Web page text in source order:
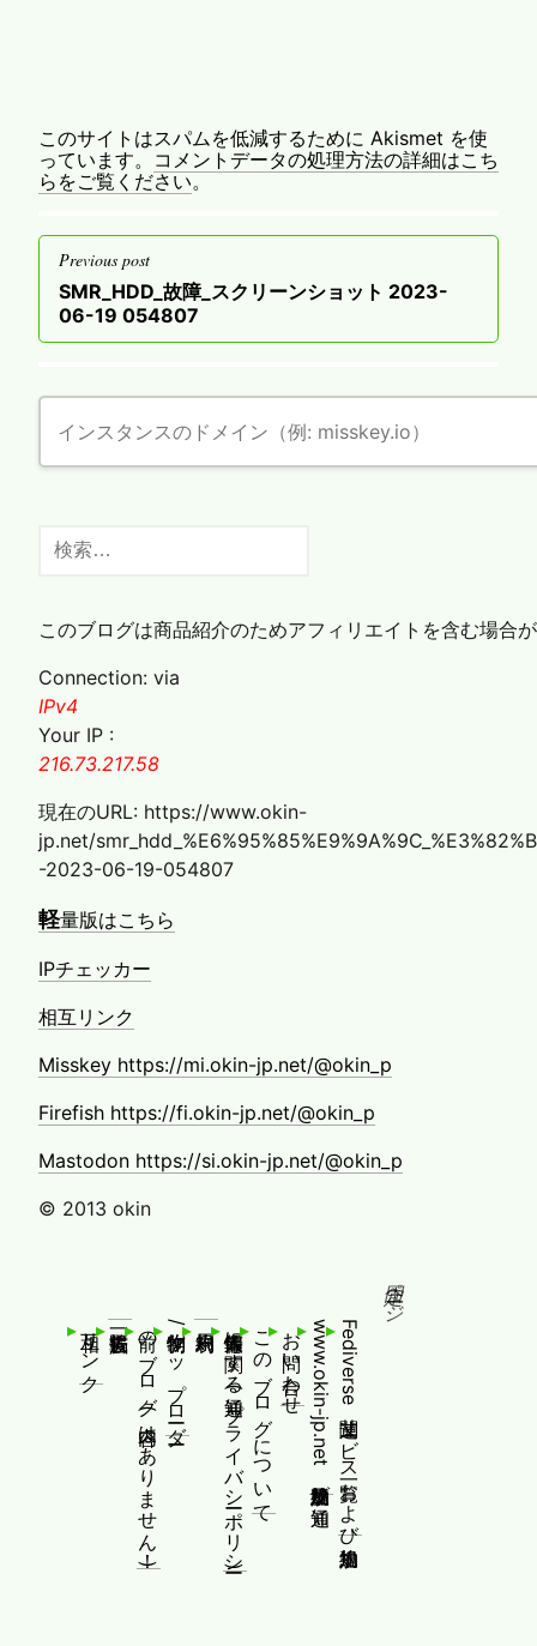
このサイトはスパムを低減するために Akismet を使
っています。 コメントデータの処理方法の詳細はこち
らをご覧ください。
投
稿
ナ
ビ
シ
ョ
Previous post
Previous
post
SMR_HDD_故障_スクリーンショット 2023-
06-19 054807
索:
このブログは商品紹介のためアフィリエイトを含む場合
Connection: via
IPv4
Your IP :
216.73.217.58
現在のURL: https://www.okin-
jp.net/
-2023-06-19-054807
軽量版はこちら
IPチェッカー
相互リンク
Misskey https://mi.okin-jp.net/@okin_p
Firefish https://fi.okin-jp.net/@okin_p
Mastodon https://si.okin-jp.net/@okin_p
© 2013 okin
固定ページ
Fediverse関連サービス一覧および追加規約
www.okin-jp.net 追加規約及び通知
お問い合わせ
このブログについて
個人情報等に関する通知(プライバシーポリシー)
制作物/アップローダー
前のブログ(内容はありません！)
相互リンク